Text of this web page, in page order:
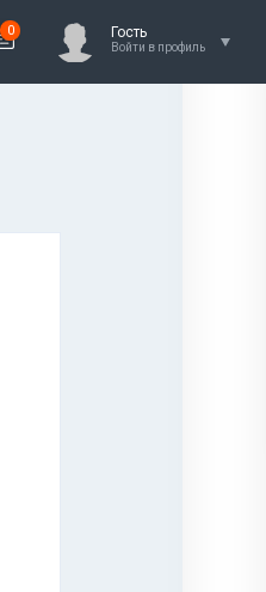
0 Гость
Войти в профиль